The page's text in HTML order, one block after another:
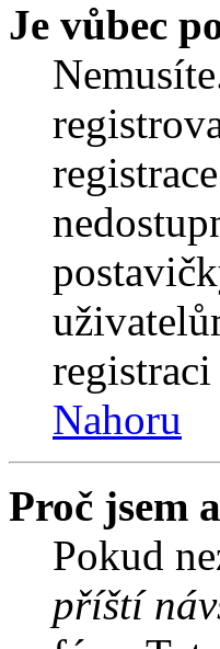
Je vůbec
Nahoru
Proč jsem
Pokud
příští